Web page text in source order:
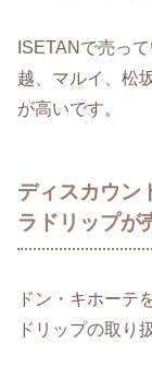
ISETANで売っ
越、マルイ、松
が高いです。
ディスカウン
ラドリップが
ドン・キホーテ
ドリップの取り